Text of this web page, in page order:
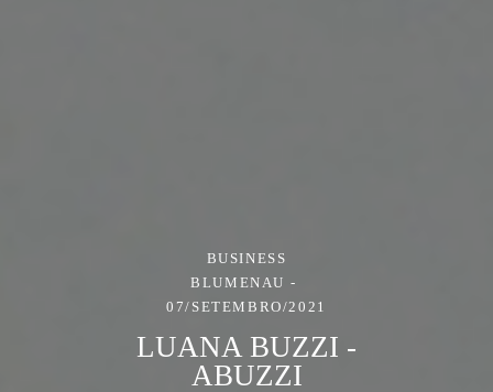
BUSINESS
BLUMENAU
07/SETEMBRO/2021
LUANA BUZZI -
ABUZZI